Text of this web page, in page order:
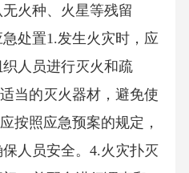
火种、火星等残留
处置1.发生火灾时，应
人员进行灭火和疏
当的灭火器材，避免使
按照应急预案的规定，
人员安全。4.火灾扑灭